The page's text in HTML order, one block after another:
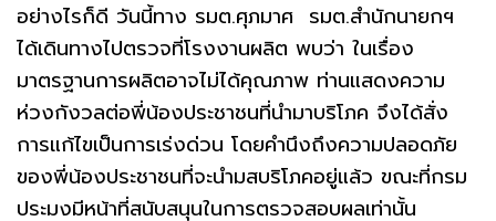
อย่างไรก็ดี วันนี้ทาง รมต.ศุภมาศ รมต.สำนักนายกฯ
ได้เดินทางไปตรวจที่โรงงานผลิต พบว่า ในเรื่อง
มาตรฐานการผลิตอาจไม่ได้คุณภาพ ท่านแสดงความ
ห่วงกังวลต่อพี่น้องประชาชนที่นำมาบริโภค จึงได้สั่ง
การแก้ไขเป็นการเร่งด่วน โดยคำนึงถึงความปลอดภัย
ของพี่น้องประชาชนที่จะนำมสบริโภคอยู่แล้ว ขณะที่กรม
ประมงมีหน้าที่สนับสนุนในการตรวจสอบผลเท่านั้น